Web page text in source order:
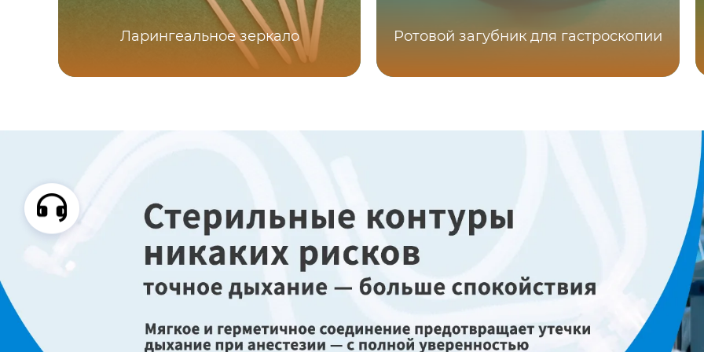
Ларингеальное зеркало Ротовой загубник для гастроскопии